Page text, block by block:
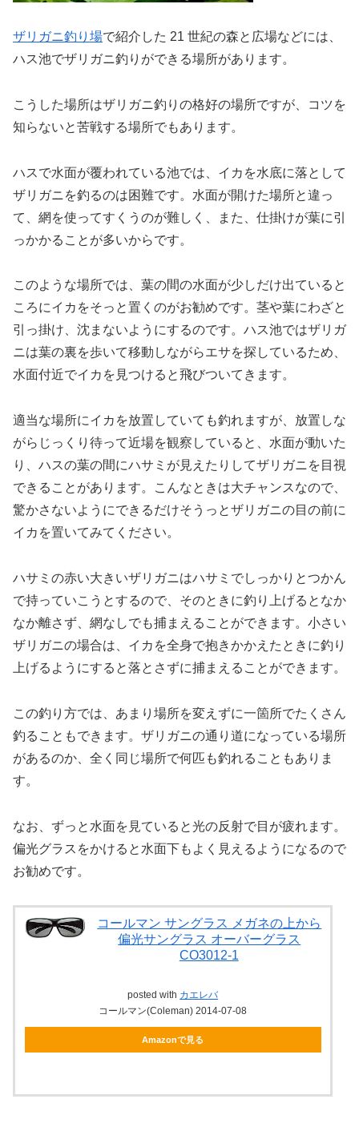
ザリガニ釣り場で紹介した 21 世紀の森と広場などには、
ハス池でザリガニ釣りができる場所があります。
こうした場所はザリガニ釣りの格好の場所ですが、コツを
知らないと苦戦する場所でもあります。
ハスで水面が覆われている池では、イカを水底に落として
ザリガニを釣るのは困難です。水面が開けた場所と違っ
て、網を使ってすくうのが難しく、また、仕掛けが葉に引
っかかることが多いからです。
このような場所では、葉の間の水面が少しだけ出ていると
ころにイカをそっと置くのがお勧めです。茎や葉にわざと
引っ掛け、沈まないようにするのです。ハス池ではザリガ
ニは葉の裏を歩いて移動しながらエサを探しているため、
水面付近でイカを見つけると飛びついてきます。
適当な場所にイカを放置していても釣れますが、放置しな
がらじっくり待って近場を観察していると、水面が動いた
り、ハスの葉の間にハサミが見えたりしてザリガニを目視
できることがあります。こんなときは大チャンスなので、
驚かさないようにできるだけそうっとザリガニの目の前に
イカを置いてみてください。
ハサミの赤い大きいザリガニはハサミでしっかりとつかん
で持っていこうとするので、そのときに釣り上げるとなか
なか離さず、網なしでも捕まえることができます。小さい
ザリガニの場合は、イカを全身で抱きかかえたときに釣り
上げるようにすると落とさずに捕まえることができます。
この釣り方では、あまり場所を変えずに一箇所でたくさん
釣ることもできます。ザリガニの通り道になっている場所
があるのか、全く同じ場所で何匹も釣れることもありま
す。
なお、ずっと水面を見ていると光の反射で目が疲れます。
偏光グラスをかけると水面下もよく見えるようになるので
お勧めです。
コールマン サングラス メガネの上から
偏光サングラス オーバーグラス
CO3012-1
posted with カエレバ
コールマン(Coleman) 2014-07-08
Amazonで見る